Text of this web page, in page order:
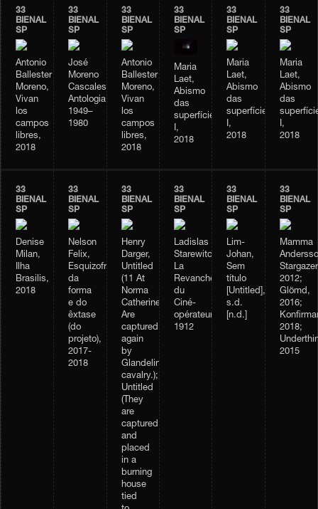
33
BIENAL
SP
Antonio
Ballester
Moreno,
Vivan
los
campos
libres,
2018
33
BIENAL
SP
José
Moreno
Cascales,
Antologia,
1949–
1980
33
BIENAL
SP
Antonio
Ballester
Moreno,
Vivan
los
campos
libres,
2018
33
BIENAL
SP
Maria
Laet,
Abismo
das
superfícies
I,
2018
33
BIENAL
SP
Maria
Laet,
Abismo
das
superfícies
I,
2018
33
BIENAL
SP
Maria
Laet,
Abismo
das
I,
2018
33
BIENAL
SP
Denise
Milan,
Ilha
Brasilis,
2018
33
BIENAL
SP
Nelson
Felix,
Esquizofrenia
da
forma
e do
êxtase
(do
projeto),
2017-
2018
33
BIENAL
SP
Henry
Darger,
Untitled
(11 At
Norma
Catherine.
Are
captured
again
by
Glandelinian
cavalry.);
Untitled
(They
are
captured,
and
placed
in a
burning
house
tied
33
BIENAL
SP
Ladislas
Starewitch,
La
Revanche
du
Ciné-
opérateur,
1912
33
BIENAL
SP
Lim-
Johan,
Sem
título
[Untitled],
s.d.
[n.d.]
33
BIENAL
SP
Mamma
2012;
Glömd,
2016;
2018;
2015